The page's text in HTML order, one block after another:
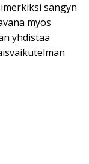
sängyn
myös
yhdistää